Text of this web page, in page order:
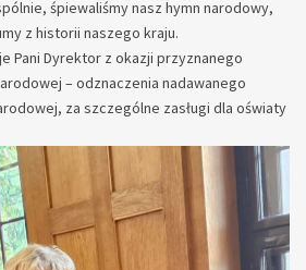
śpiewaliśmy nasz hymn narodowy,
z historii naszego kraju.
Pani Dyrektor z okazji przyznanego
– odznaczenia nadawanego
za szczególne zasługi dla oświaty